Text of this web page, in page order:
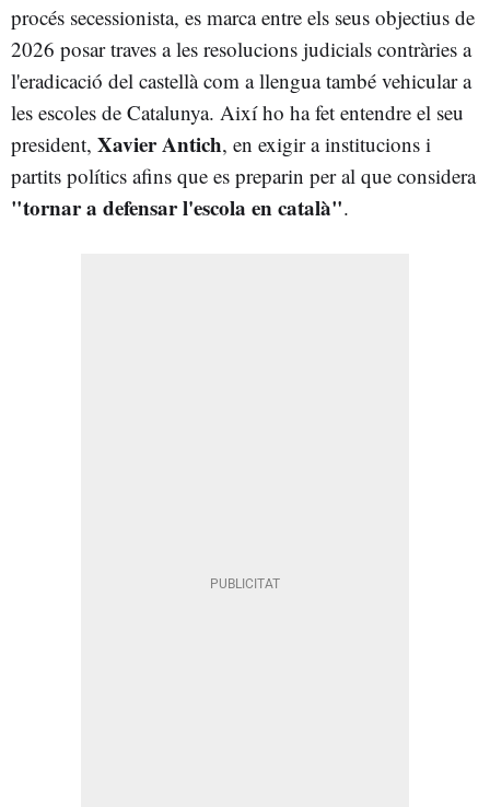
procés secessionista, es marca entre els seus objectius de
2026 posar traves a les resolucions judicials contràries a
l'eradicació del castellà com a llengua també vehicular a
les escoles de Catalunya. Així ho ha fet entendre el seu
president, Xavier Antich, en exigir a institucions i
partits polítics afins que es preparin per al que considera
"tornar a defensar l'escola en català".